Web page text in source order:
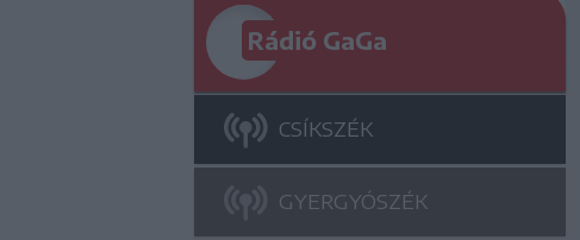
Rádió GaGa
CSÍKSZÉK
GYERGYÓSZÉK